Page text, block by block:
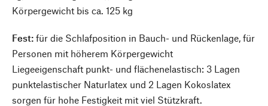
Körpergewicht bis ca. 125 kg
Fest: für die Schlafposition in Bauch- und Rückenlage, für
Personen mit höherem Körpergewicht
Liegeeigenschaft punkt- und flächenelastisch: 3 Lagen
punktelastischer Naturlatex und 2 Lagen Kokoslatex
sorgen für hohe Festigkeit mit viel Stützkraft.